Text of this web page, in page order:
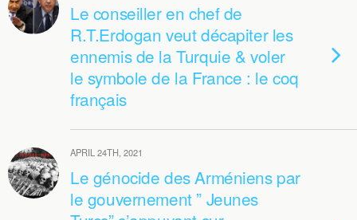
Le conseiller en chef de
R.T.Erdogan veut décapiter les
ennemis de la Turquie & voler
le symbole de la France : le coq
français
APRIL 24TH, 2021
Le génocide des Arméniens par
le gouvernement ” Jeunes